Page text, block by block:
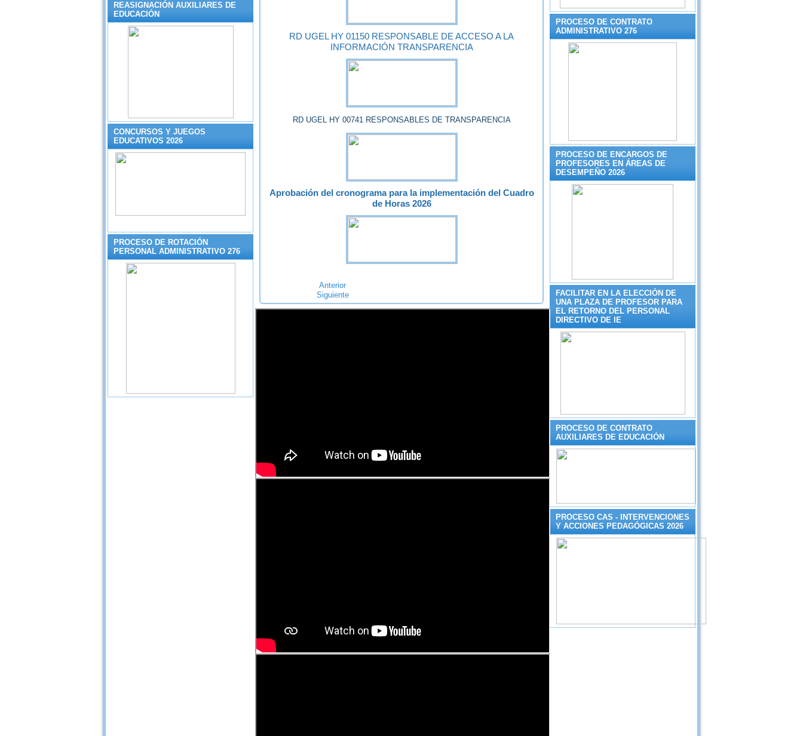
REASIGNACIÓN AUXILIARES DE
EDUCACIÓN
CONCURSOS Y JUEGOS
EDUCATIVOS 2026
PROCESO DE ROTACIÓN
PERSONAL ADMINISTRATIVO 276
RD UGEL HY 01150 RESPONSABLE DE ACCESO A LA
INFORMACIÓN TRANSPARENCIA
RD UGEL HY 00741 RESPONSABLES DE TRANSPARENCIA
Aprobación del cronograma para la implementación del Cuadro
de Horas 2026
Anterior
Siguiente
PROCESO DE CONTRATO
ADMINISTRATIVO 276
PROCESO DE ENCARGOS DE
PROFESORES EN ÁREAS DE
DESEMPEÑO 2026
FACILITAR EN LA ELECCIÓN DE
UNA PLAZA DE PROFESOR PARA
EL RETORNO DEL PERSONAL
DIRECTIVO DE IE
PROCESO DE CONTRATO
AUXILIARES DE EDUCACIÓN
PROCESO CAS - INTERVENCIONES
Y ACCIONES PEDAGÓGICAS 2026